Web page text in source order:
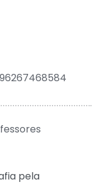
pela